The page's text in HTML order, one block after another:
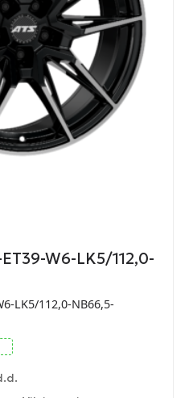
W6-LK5/112,0-
LK5/112,0-NB66,5-